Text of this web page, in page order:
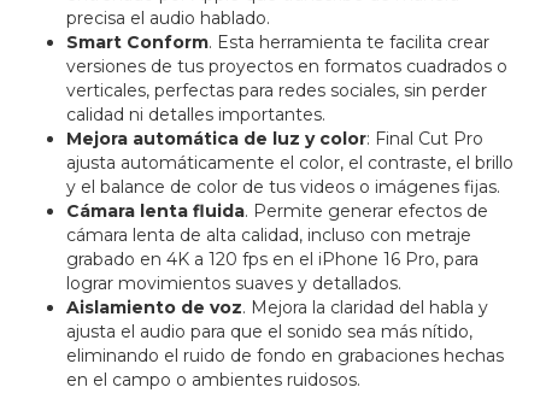
precisa el audio hablado.
Smart Conform. Esta herramienta te facilita crear
versiones de tus proyectos en formatos cuadrados o
verticales, perfectas para redes sociales, sin perder
calidad ni detalles importantes.
Mejora automática de luz y color: Final Cut Pro
ajusta automáticamente el color, el contraste, el brillo
y el balance de color de tus videos o imágenes fijas.
Cámara lenta fluida. Permite generar efectos de
cámara lenta de alta calidad, incluso con metraje
grabado en 4K a 120 fps en el iPhone 16 Pro, para
lograr movimientos suaves y detallados.
Aislamiento de voz. Mejora la claridad del habla y
ajusta el audio para que el sonido sea más nítido,
eliminando el ruido de fondo en grabaciones hechas
en el campo o ambientes ruidosos.